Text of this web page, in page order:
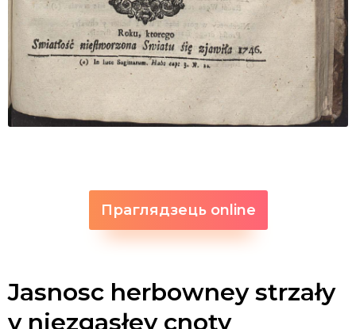
Праглядзець online
Jasnosc herbowney strzały
y niezgasłey cnoty